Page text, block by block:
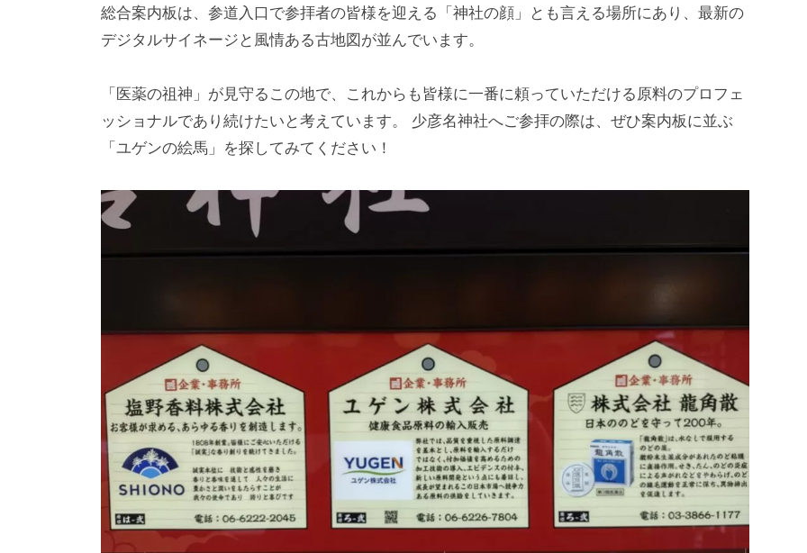
総合案内板は、参道入口で参拝者の皆様を迎える「神社の顔」とも言える場所にあり、最新の
デジタルサイネージと風情ある古地図が並んでいます。
「医薬の祖神」が見守るこの地で、これからも皆様に一番に頼っていただける原料のプロフェ
ッショナルであり続けたいと考えています。 少彦名神社へご参拝の際は、ぜひ案内板に並ぶ
「ユゲンの絵馬」を探してみてください！